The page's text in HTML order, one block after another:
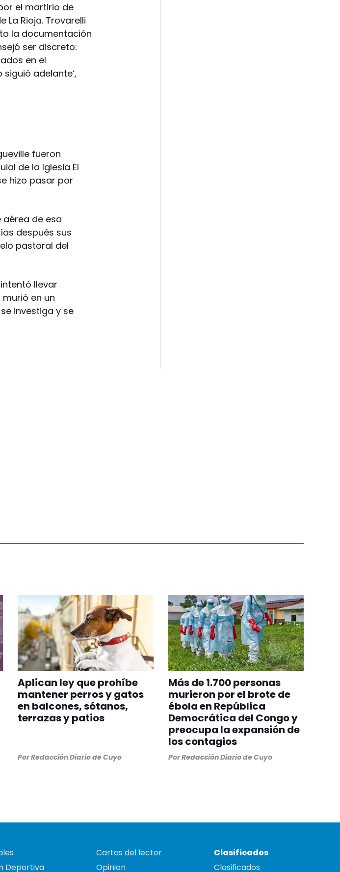
el martirio de
La Rioja. Trovarelli
la documentación
ser discreto:
en el
adelante‘,
fueron
de la Iglesia El
hizo pasar por
aérea de esa
después sus
pastoral del
llevar
en un
investiga y se
Aplican ley que prohíbe
mantener perros y gatos
en balcones, sótanos,
terrazas y patios
PorRedacción Diario de Cuyo
Más de 1.700 personas
murieron por el brote de
ébola en República
Democrática del Congo y
preocupa la expansión de
los contagios
PorRedacción Diario de Cuyo
Deportiva
Cartas del lector
Opinion
Clasificados
Clasificados